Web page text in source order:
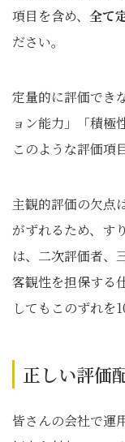
項目を含め、 全て
ださい。
定量的に評価でき
ョン能力」「積極
このような評価項
主観的評価の欠点
がずれるため、す
は、二次評価者、
客観性を担保する
してもこのずれを
正しい評価
皆さんの会社で運